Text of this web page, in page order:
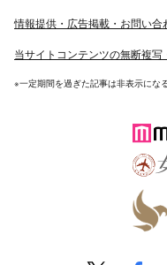
情報提供・広告掲載・お問い合
当サイトコンテンツの無断複
※一定期間を過ぎた記事は非表示にな